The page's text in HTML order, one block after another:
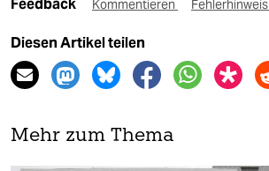
Feedback Kommentieren Fehlerhinweis
Diesen Artikel teilen
Mehr zum Thema